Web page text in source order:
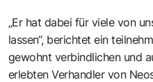
„Er hat dabei für viele von
lassen“, berichtet ein
gewohnt verbindlichen und
erlebten Verhandler von